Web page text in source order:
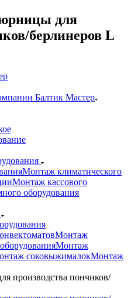
для
берлинеров L
Балтик Мастер
Монтаж климатического
Монтаж кассового
оборудования
Монтаж
Монтаж
соковыжималокМонтаж
производства пончиков/